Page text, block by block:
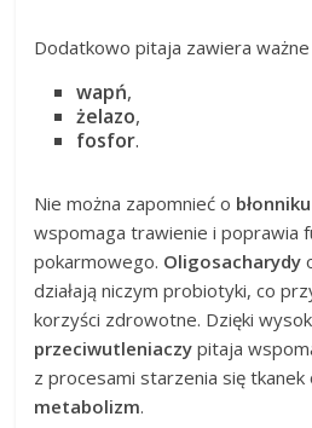
Dodatkowo pitaja zawiera ważne
wapń,
żelazo,
fosfor.
Nie można zapomnieć o
wspomaga trawienie i poprawia
pokarmowego. Oligosacharydy
działają niczym probiotyki, co
korzyści zdrowotne. Dzięki
przeciwutleniaczy pitaja
z procesami starzenia się
metabolizm.